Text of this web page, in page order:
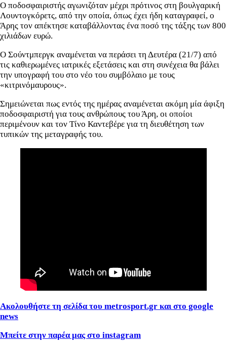
Ο ποδοσφαιριστής αγωνιζόταν μέχρι πρότινος στη βουλγαρική
Λουντογκόρετς, από την οποία, όπως έχει ήδη καταγραφεί, ο
Άρης τον απέκτησε καταβάλλοντας ένα ποσό της τάξης των 800
χιλιάδων ευρώ.
Ο Σούντμπεργκ αναμένεται να περάσει τη Δευτέρα (21/7) από
τις καθιερωμένες ιατρικές εξετάσεις και στη συνέχεια θα βάλει
την υπογραφή του στο νέο του συμβόλαιο με τους
«κιτρινόμαυρους».
Σημειώνεται πως εντός της ημέρας αναμένεται ακόμη μία άφιξη
ποδοσφαιριστή για τους ανθρώπους του Άρη, οι οποίοι
περιμένουν και τον Τίνο Καντεβέρε για τη διευθέτηση των
τυπικών της μεταγραφής του.
Ακολουθήστε τη σελίδα του metrosport.gr και στο google
news
Μπείτε στην παρέα μας στο instagram